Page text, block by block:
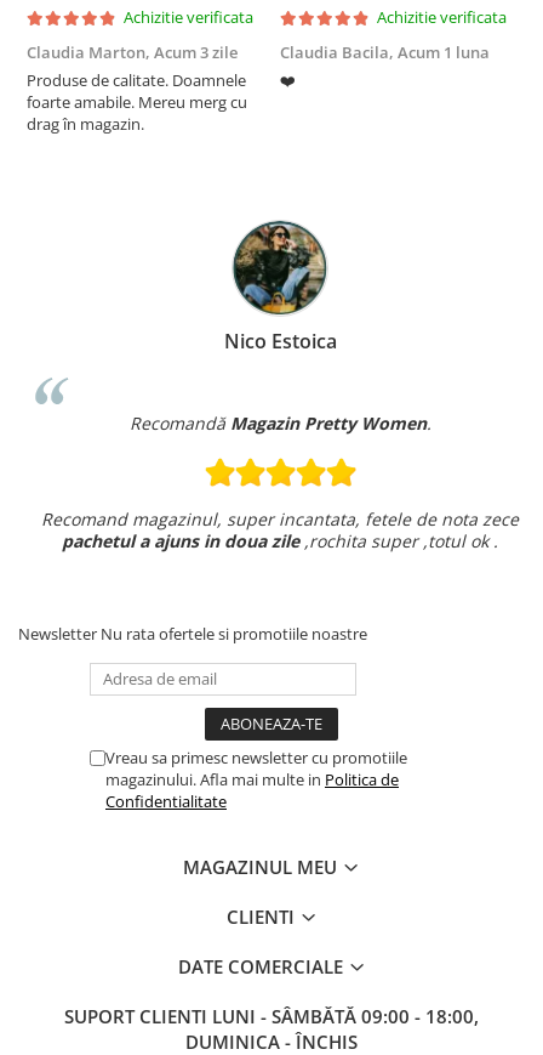
Achizitie verificata
Claudia Marton, Acum 3 zile
Produse de calitate. Doamnele
foarte amabile. Mereu merg cu
drag în magazin.
Achizitie verificata
Claudia Bacila, Acum 1 luna
❤️
Nico Estoica
RecomandăMagazin Pretty Women.
Recomand magazinul, super incantata, fetele de nota zece
pachetul a ajuns in doua zile,rochita super ,totul ok .
Newsletter Nu rata ofertele si promotiile noastre
Vreau sa primesc newsletter cu promotiile
magazinului. Afla mai multe in Politica de
Confidentialitate
MAGAZINUL MEU
CLIENTI
DATE COMERCIALE
SUPORT CLIENTI LUNI - SÂMBĂTĂ 09:00 - 18:00,
DUMINICA - ÎNCHIS